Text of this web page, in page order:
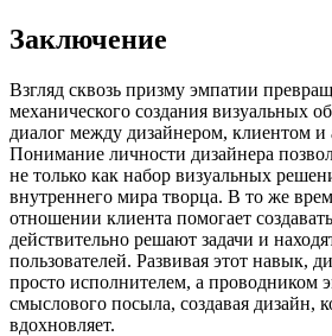
Заключение
Взгляд сквозь призму эмпатии
механического создания визуальных
диалог между дизайнером, клиентом и
Понимание личности дизайнера
не только как набор визуальных
внутреннего мира творца. В то же
отношении клиента помогает
действительно решают задачи и
пользователей. Развивая этот навык,
просто исполнителем, а проводником
смыслового посыла, создавая дизайн,
вдохновляет.